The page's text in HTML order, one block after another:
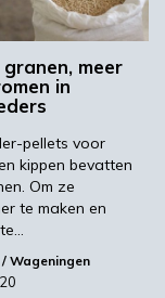
met deze
van
van het
wordt de
boeren
en
Agrifirm
meer
in
pellets voor
kippen bevatten
Om ze
te maken en
Wageningen